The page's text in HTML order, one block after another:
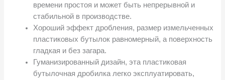
времени простоя и может быть непрерывной и
стабильной в производстве.
Хороший эффект дробления, размер измельченных
пластиковых бутылок равномерный, а поверхность
гладкая и без загара.
Гуманизированный дизайн, эта пластиковая
бутылочная дробилка легко эксплуатировать,